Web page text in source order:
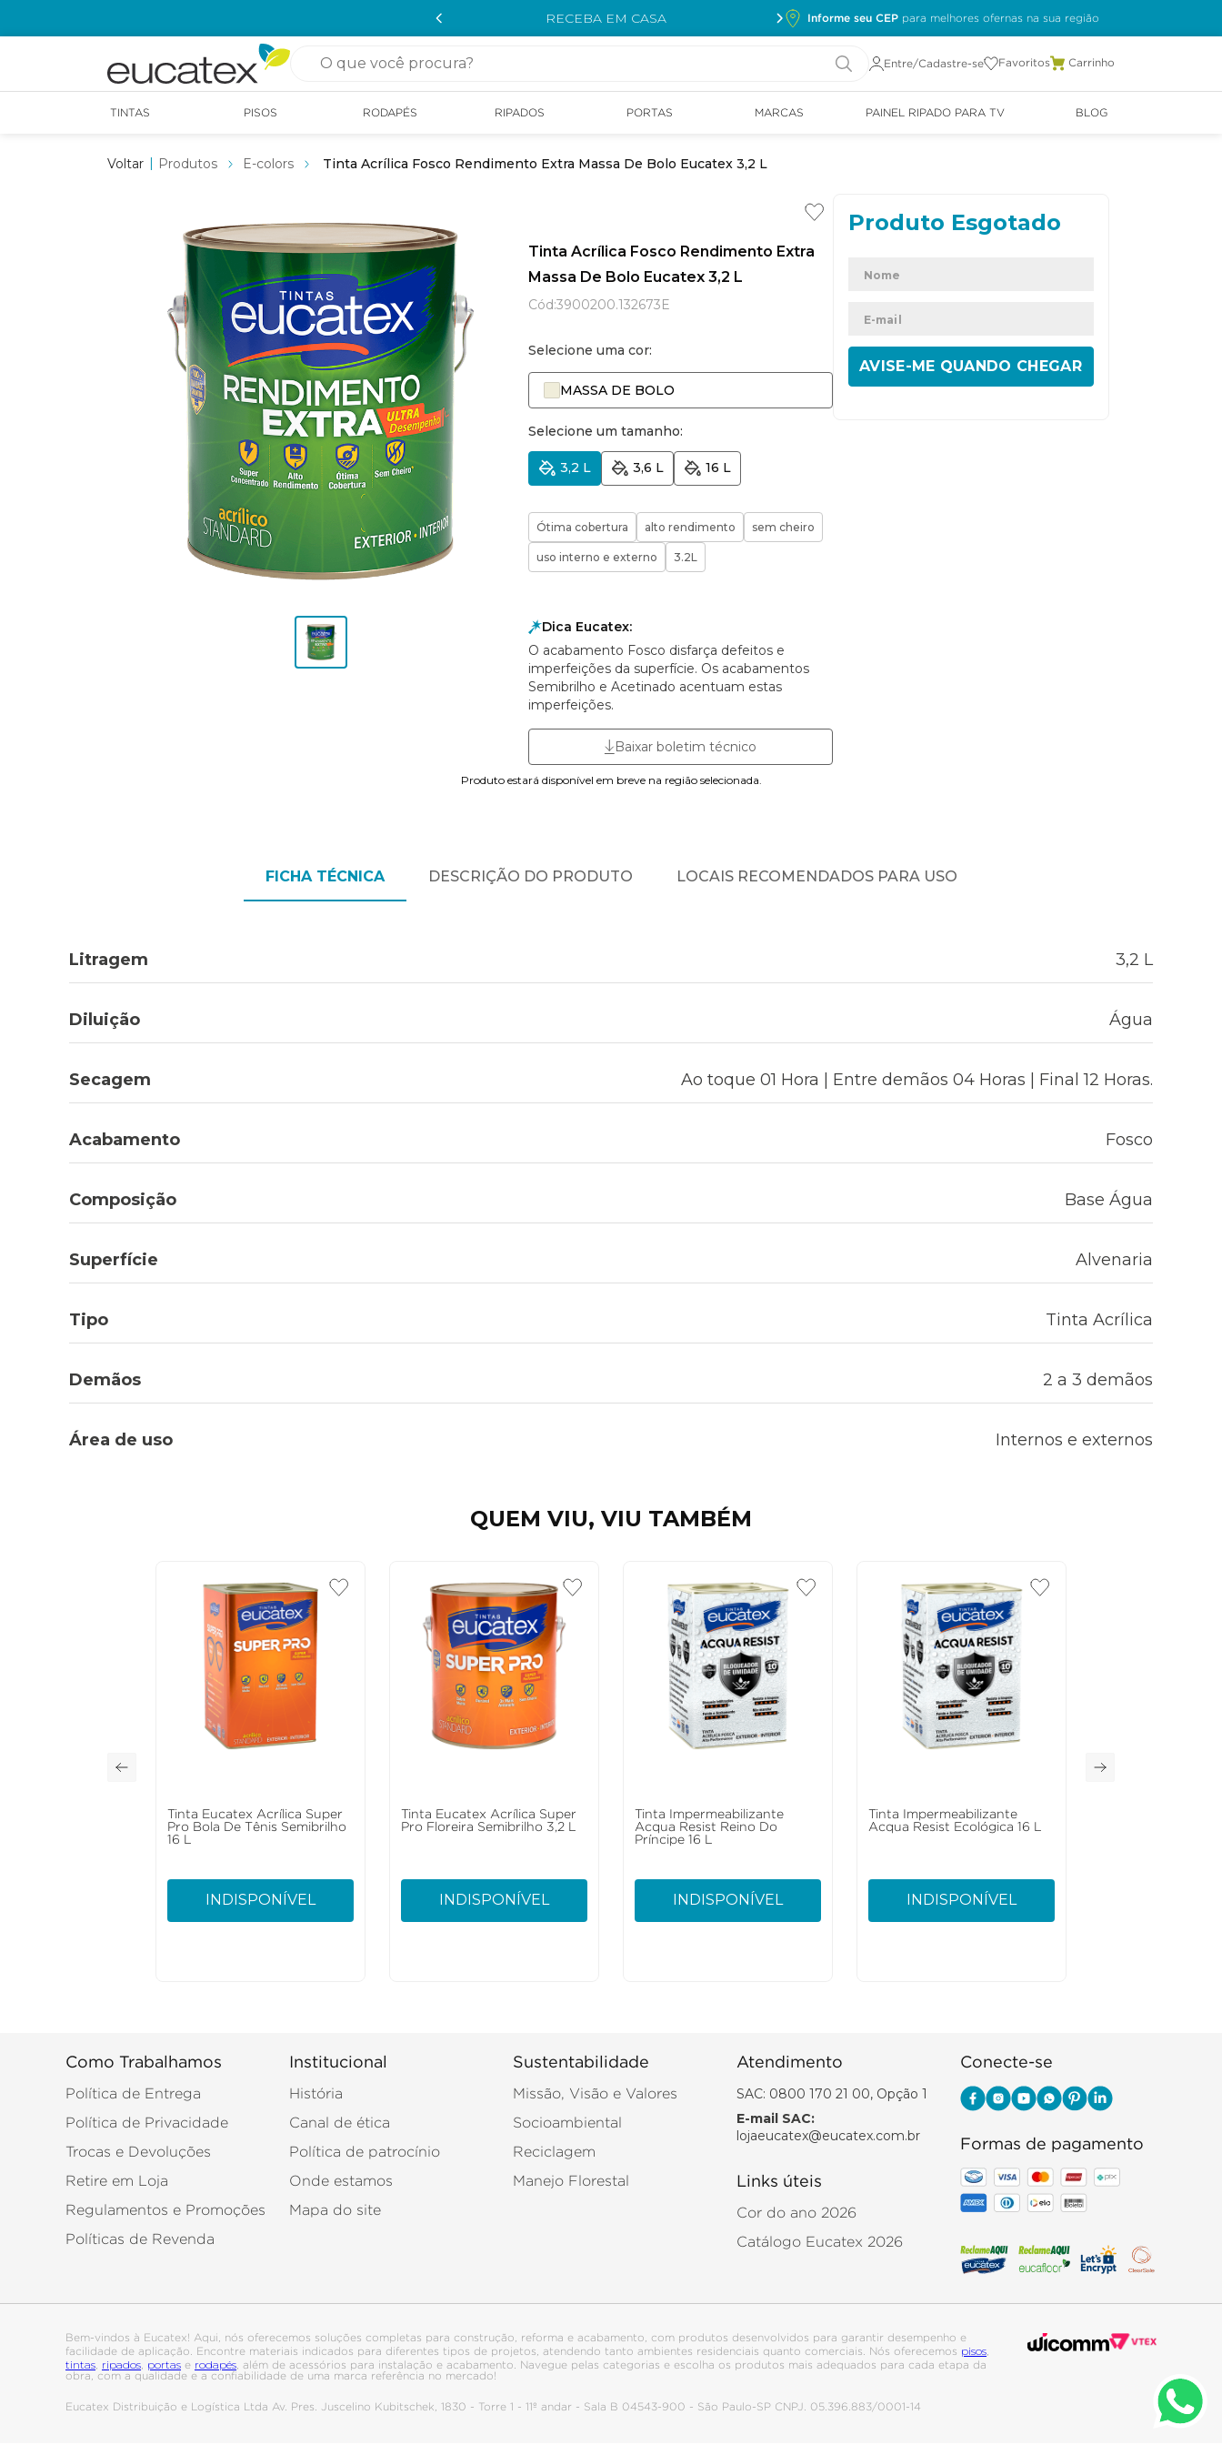
RECEBA EM CASA Informe seu CEP
O que você procura?
Entre/Cadastre-se Favoritos
TINTAS PISOS RODAPÉS RIPADOS PORTAS MARCAS PAINEL RIPADO PARA TV BLOG
Produtos E-colors Tinta Acrílica Fosco Rendimento Extra Massa De Bolo Eucatex 3,2 L
Tinta Acrílica Fosco Rendimento Extra
Massa De Bolo Eucatex 3,2 L
Cód:3900200.132673E
Selecione uma cor:
MASSA DE BOLO
Selecione um tamanho:
3,2 L 3,6 L 16 L
Ótima cobertura alto rendimento sem cheiro
uso interno e externo 3.2L
Dica Eucatex:
O acabamento Fosco disfarça defeitos e
imperfeições da superfície. Os acabamentos
Semibrilho e Acetinado acentuam estas
imperfeições.
Baixar boletim técnico
ENVIAR
Produto estará disponível em breve na região selecionada.
FICHA TÉCNICA DESCRIÇÃO DO PRODUTO LOCAIS RECOMENDADOS PARA USO
Litragem 3,2 L
Diluição Água
Secagem Ao toque 01 Hora | Entre demãos 04 Horas | Final 12 Horas.
Acabamento Fosco
Composição Base Água
Superfície Alvenaria
Tipo Tinta Acrílica
Demãos 2 a 3 demãos
Área de uso Internos e externos
QUEM VIU, VIU TAMBÉM
Tinta Eucatex Acrílica Super
Pro Bola De Tênis Semibrilho
16 L
INDISPONÍVEL
Tinta Eucatex Acrílica Super
Pro Floreira Semibrilho 3,2 L
INDISPONÍVEL
Tinta Impermeabilizante
Acqua Resist Reino Do
Príncipe 16 L
INDISPONÍVEL
Tinta Impermeabilizante
Acqua Resist Ecológica 16 L
INDISPONÍVEL
Como Trabalhamos
Política de Entrega
Política de Privacidade
Trocas e Devoluções
Retire em Loja
Regulamentos e Promoções
Políticas de Revenda
Institucional
História
Canal de ética
Política de patrocínio
Onde estamos
Mapa do site
Sustentabilidade
Missão, Visão e Valores
Socioambiental
Reciclagem
Manejo Florestal
Atendimento
SAC: 0800 170 21 00, Opção 1
E-mail SAC:
lojaeucatex@eucatex.com.br
Links úteis
Cor do ano 2026
Catálogo Eucatex 2026
Conecte-se
Formas de pagamento
Bem-vindos à Eucatex! Aqui, nós oferecemos soluções completas para construção, reforma e acabamento, com produtos desenvolvidos para garantir desempenho e
facilidade de aplicação. Encontre materiais indicados para diferentes tipos de projetos, atendendo tanto ambientes residenciais quanto comerciais. Nós oferecemos pisos
tintas ripados portas e rodapés , além de acessórios para instalação e acabamento. Navegue pelas categorias e escolha os produtos mais adequados para cada etapa da
obra, com a qualidade e a confiabilidade de uma marca referência no mercado!
Eucatex Distribuição e Logística Ltda Av. Pres. Juscelino Kubitschek, 1830 - Torre 1 - 11º andar - Sala B 04543-900 - São Paulo-SP CNPJ. 05.396.883/0001-14